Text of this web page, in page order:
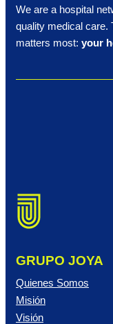
We are a hospital
quality medical care.
matters most: your
GRUPO JOYA
Quienes Somos
Misión
Visión